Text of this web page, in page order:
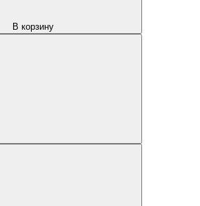
В корзину